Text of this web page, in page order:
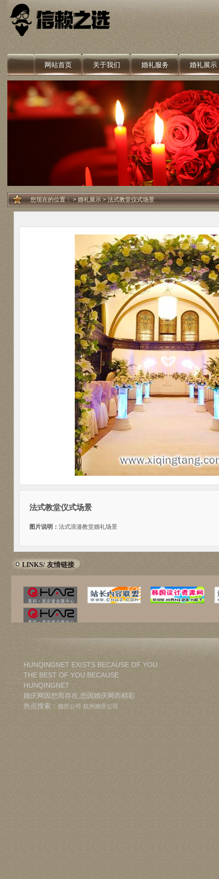
网站首页 关于我们 婚礼服务 婚礼展示
您现在的位置：>婚礼展示> 法式教堂仪式场景
法式教堂仪式场景
图片说明： 法式浪漫教堂婚礼场景
LINKS/ 友情链接
HUNQINGNET EXISTS BECAUSE OF YOU
THE BEST OF YOU BECAUSE
HUNQINGNET
婚庆网因您而存在,您因婚庆网而精彩
热点搜索： 婚庆公司 杭州婚庆公司